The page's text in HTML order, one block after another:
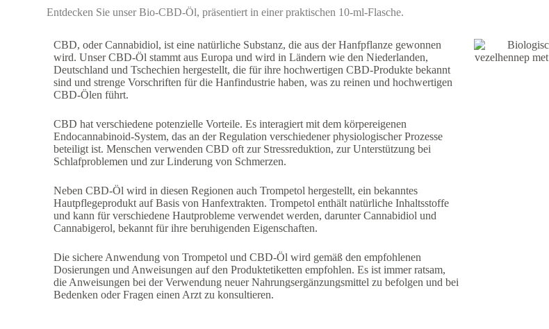
Entdecken Sie unser Bio-CBD-Öl, präsentiert in einer praktischen 10-ml-Flasche.
CBD, oder Cannabidiol, ist eine natürliche Substanz, die aus der Hanfpflanze gewonnen
wird. Unser CBD-Öl stammt aus Europa und wird in Ländern wie den Niederlanden,
Deutschland und Tschechien hergestellt, die für ihre hochwertigen CBD-Produkte bekannt
sind und strenge Vorschriften für die Hanfindustrie haben, was zu reinen und hochwertigen
CBD-Ölen führt.
CBD hat verschiedene potenzielle Vorteile. Es interagiert mit dem körpereigenen
Endocannabinoid-System, das an der Regulation verschiedener physiologischer Prozesse
beteiligt ist. Menschen verwenden CBD oft zur Stressreduktion, zur Unterstützung bei
Schlafproblemen und zur Linderung von Schmerzen.
Neben CBD-Öl wird in diesen Regionen auch Trompetol hergestellt, ein bekanntes
Hautpflegeprodukt auf Basis von Hanfextrakten. Trompetol enthält natürliche Inhaltsstoffe
und kann für verschiedene Hautprobleme verwendet werden, darunter Cannabidiol und
Cannabigerol, bekannt für ihre beruhigenden Eigenschaften.
Die sichere Anwendung von Trompetol und CBD-Öl wird gemäß den empfohlenen
Dosierungen und Anweisungen auf den Produktetiketten empfohlen. Es ist immer ratsam,
die Anweisungen bei der Verwendung neuer Nahrungsergänzungsmittel zu befolgen und bei
Bedenken oder Fragen einen Arzt zu konsultieren.